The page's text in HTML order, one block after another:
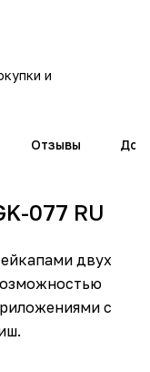
и
Отзывы
077 RU
двух
с